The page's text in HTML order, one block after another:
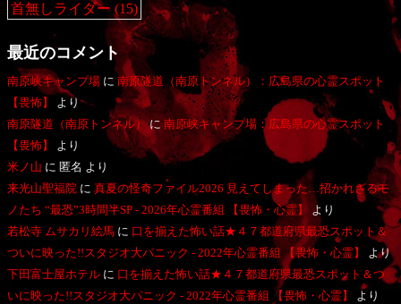
首無しライダー (15)
最近のコメント
南原峡キャンプ場 に 南原隧道（南原トンネル）：広島県の心霊スポット
【畏怖】
より
南原隧道（南原トンネル）に 南原峡キャンプ場：広島県の心霊スポット
【畏怖】
より
米ノ山 に 匿名 より
来光山聖福院 に 真夏の怪奇ファイル2026 見えてしまった…招かれざるモ
ノたち “最恐”3時間半SP - 2026年心霊番組 【畏怖・心霊】
より
若松寺 ムサカリ絵馬 に 口を揃えた怖い話★４７都道府県最恐スポット＆
ついに映った!!スタジオ大パニック - 2022年心霊番組 【畏怖・心霊】
より
下田富士屋ホテル に 口を揃えた怖い話★４７都道府県最恐スポット＆つ
いに映った!!スタジオ大パニック - 2022年心霊番組 【畏怖・心霊】
より